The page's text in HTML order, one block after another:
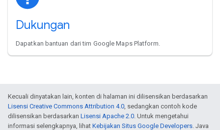
Dukungan
Dapatkan bantuan dari tim Google Maps Platform.
Kecuali dinyatakan lain, konten di halaman ini dilisensikan berdasarkan
Lisensi Creative Commons Attribution 4.0 , sedangkan contoh kode
dilisensikan berdasarkan Lisensi Apache 2.0 . Untuk mengetahui
informasi selengkapnya, lihat Kebijakan Situs Google Developers . Java